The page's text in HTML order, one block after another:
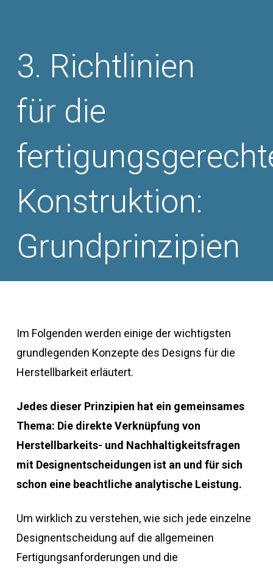
Richtlinien
für die
Konstruktion:
Grundprinzipien
Im Folgenden werden einige der wichtigsten
grundlegenden Konzepte des Designs für die
Herstellbarkeit erläutert.
Jedes dieser Prinzipien hat ein gemeinsames
Thema: Die direkte Verknüpfung von
Herstellbarkeits- und Nachhaltigkeitsfragen
mit Designentscheidungen ist an und für sich
schon eine beachtliche analytische Leistung.
Um wirklich zu verstehen, wie sich jede einzelne
Designentscheidung auf die allgemeinen
Fertigungsanforderungen und die